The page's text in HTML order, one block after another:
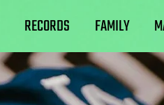
RECORDS FAMILY